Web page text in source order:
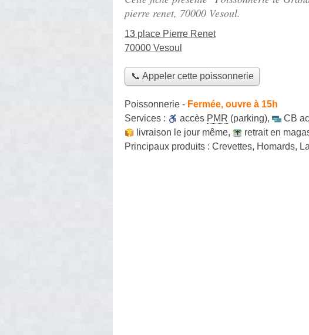
pierre renet, 70000 Vesoul.
13 place Pierre Renet
70000 Vesoul
📞 Appeler cette poissonnerie
Poissonnerie - Fermée, ouvre à 15h
Services :
accès PMR (parking), CB
livraison le jour même,
retrait en
Principaux produits : Crevettes, Homards,